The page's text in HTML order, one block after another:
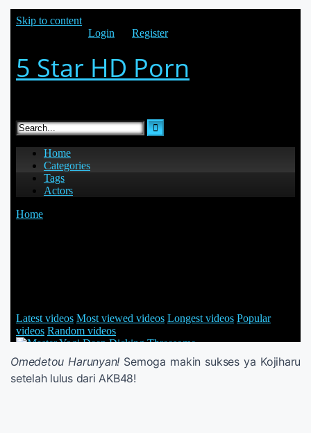
Omedetou Harunyan! Semoga makin sukses ya Kojiharu
setelah lulus dari AKB48!